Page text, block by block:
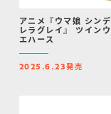
アニメ『ウマ娘 シンデ
レラグレイ』 ツインウ
エハース
2025.6.23発売